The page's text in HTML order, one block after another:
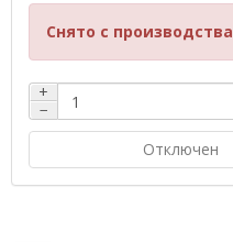
Снято с производства
+
−
Отключен